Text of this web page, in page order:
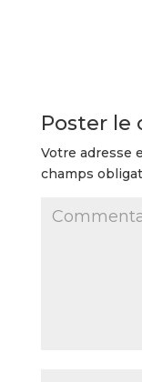
Poster
Votre adresse
champs